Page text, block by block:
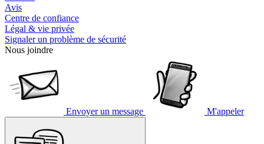
Avis
Centre de confiance
Légal & vie privée
Signaler un problème de sécurité
Nous joindre
Envoyer un message M'appeler